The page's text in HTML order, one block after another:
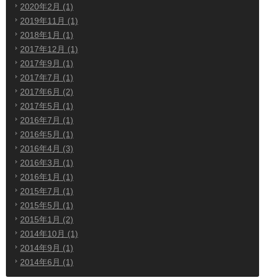
2020年2月 (1)
2019年11月 (1)
2018年1月 (1)
2017年12月 (1)
2017年9月 (1)
2017年7月 (1)
2017年6月 (2)
2017年5月 (1)
2016年7月 (1)
2016年5月 (1)
2016年4月 (3)
2016年3月 (1)
2016年1月 (1)
2015年7月 (1)
2015年5月 (1)
2015年1月 (2)
2014年10月 (1)
2014年9月 (1)
2014年6月 (1)